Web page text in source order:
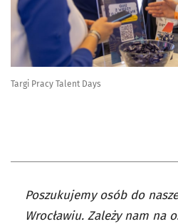
Targi Pracy Talent Days
Poszukujemy osób do
Wrocławiu. Zależy nam na